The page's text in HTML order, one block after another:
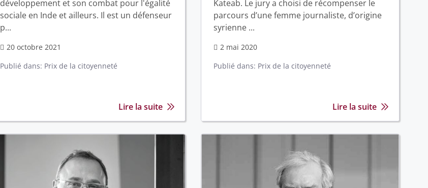
développement et son combat pour l'égalité
sociale en Inde et ailleurs. Il est un défenseur
p...
20 octobre 2021
Publié dans: Prix de la citoyenneté
Lire la suite
Kateab. Le jury a choisi de récompenser le
parcours d’une femme journaliste, d’origine
syrienne ...
2 mai 2020
Publié dans: Prix de la citoyenneté
Lire la suite